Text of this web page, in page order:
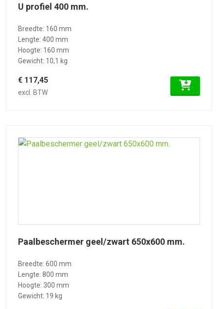
U profiel 400 mm.
Breedte: 160 mm
Lengte: 400 mm
Hoogte: 160 mm
Gewicht: 10,1 kg
€ 117,45
excl. BTW
Paalbeschermer geel/zwart 650x600 mm.
Breedte: 600 mm
Lengte: 800 mm
Hoogte: 300 mm
Gewicht: 19 kg